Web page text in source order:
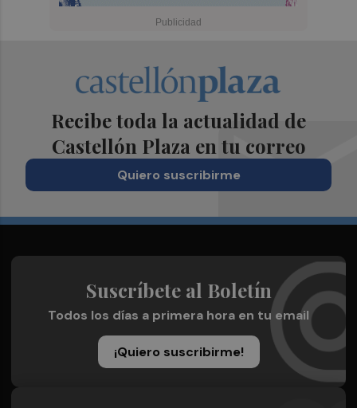
Recibe toda la actualidad de
Castellón Plaza en tu correo
Quiero suscribirme
Suscríbete al Boletín
Todos los días a primera hora en tu email
¡Quiero suscribirme!